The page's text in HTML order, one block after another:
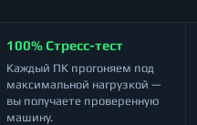
100% Стресс-тест
Каждый ПК прогоняем под
максимальной нагрузкой —
вы получаете проверенную
машину.